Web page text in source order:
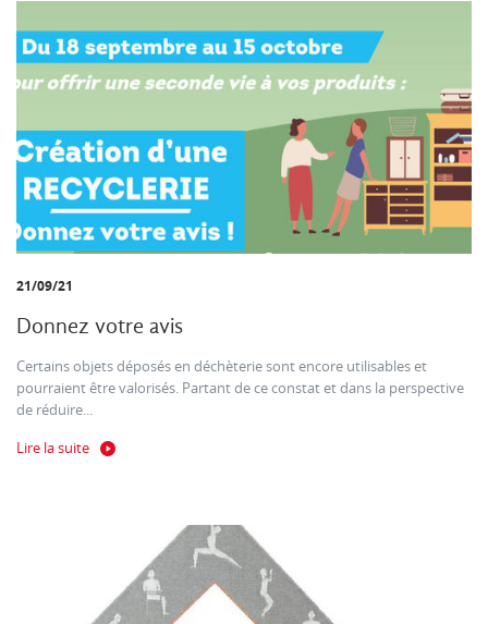
21/09/21
Donnez votre avis
Certains objets déposés en déchèterie sont encore utilisables et
pourraient être valorisés. Partant de ce constat et dans la perspective
de réduire...
Lire la suite